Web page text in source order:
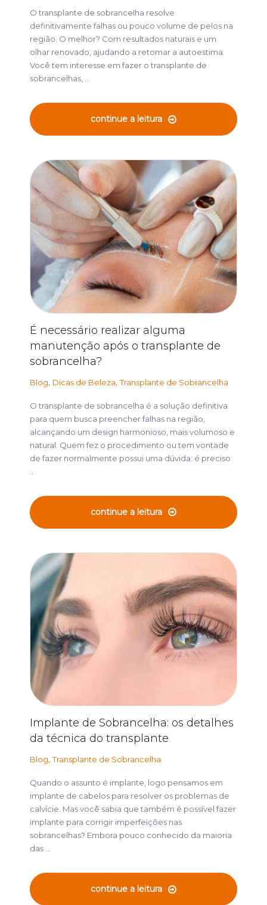
O transplante de sobrancelha resolve
definitivamente falhas ou pouco volume de pelos na
região. O melhor? Com resultados naturais e um
olhar renovado, ajudando a retomar a autoestima.
Você tem interesse em fazer o transplante de
sobrancelhas, ...
continue a leitura
É necessário realizar alguma
manutenção após o transplante de
sobrancelha?
Blog, Dicas de Beleza,Transplante de Sobrancelha
O transplante de sobrancelha é a solução definitiva
para quem busca preencher falhas na região,
alcançando um design harmonioso, mais volumoso e
natural. Quem fez o procedimento ou tem vontade
de fazer normalmente possui uma dúvida: é preciso
continue a leitura
Implante de Sobrancelha: os detalhes
da técnica do transplante
Blog,Transplante de Sobrancelha
Quando o assunto é implante, logo pensamos em
implante de cabelos para resolver os problemas de
calvície. Mas você sabia que também é possível fazer
implante para corrigir imperfeições nas
sobrancelhas? Embora pouco conhecido da maioria
das ...
continue a leitura